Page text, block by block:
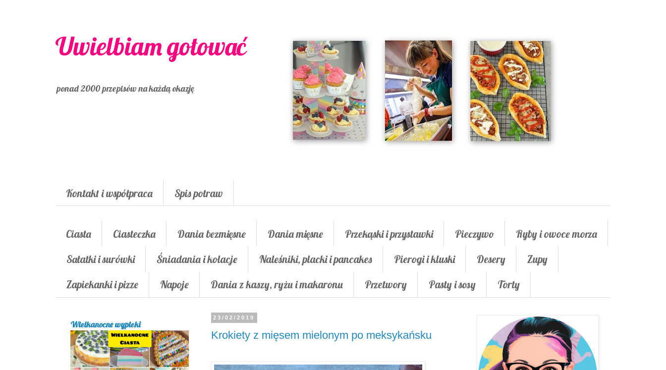
Uwielbiam gotować
ponad 2000 przepisów na każdą okazję
Kontakt i współpraca Spis potraw
Ciasta Ciasteczka Dania bezmięsne Dania mięsne Przekąski i przystawki Pieczywo
Ryby i owoce morza
Sałatki i surówki
Śniadania i kolacje Naleśniki, placki i pancakes Pierogi i kluski Desery
Zupy
Zapiekanki i pizze
Napoje Dania z kaszy, ryżu i makaronu Przetwory Pasty i sosy Torty
23/02/2019
Krokiety z mięsem mielonym po meksykańsku
Wielkanocne wypieki